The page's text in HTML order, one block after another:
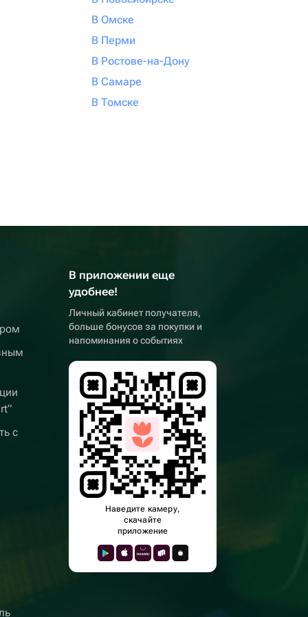
В Омске
В Перми
В Ростове-на-Дону
В Самаре
В Томске
с
В приложении еще
удобнее!
Личный кабинет получателя,
больше бонусов за покупки и
напоминания о событиях
Наведите камеру,
скачайте
приложение